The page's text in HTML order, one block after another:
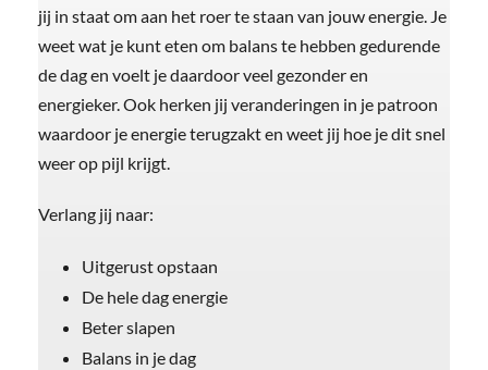
jij in staat om aan het roer te staan van jouw energie. Je
weet wat je kunt eten om balans te hebben gedurende
de dag en voelt je daardoor veel gezonder en
energieker. Ook herken jij veranderingen in je patroon
waardoor je energie terugzakt en weet jij hoe je dit snel
weer op pijl krijgt.
Verlang jij naar:
Uitgerust opstaan
De hele dag energie
Beter slapen
Balans in je dag